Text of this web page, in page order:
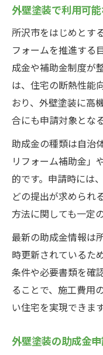
外壁塗装で利用可
所沢市をはじめとす
フォームを推進する
成金や補助金制度が
は、住宅の断熱性能
おり、外壁塗装に高
合にも申請対象とな
助成金の種類は自治
リフォーム補助金」
的です。申請時には
どの提出が求められ
方法に関しても一定
最新の助成金情報は
時更新されているた
条件や必要書類を確
ることで、施工費用
い住宅を実現できます
外壁塗装の助成金